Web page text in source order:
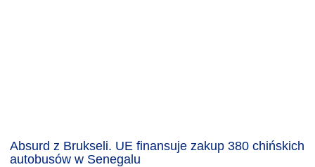
Absurd z Brukseli. UE finansuje zakup 380 chińskich
autobusów w Senegalu